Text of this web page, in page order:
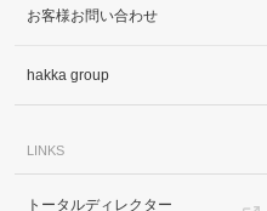
お客様お問い合わせ
hakka group
LINKS
トータルディレクター